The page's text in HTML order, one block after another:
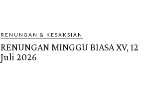
RENUNGAN & KESAKSIAN
RENUNGAN MINGGU BIASA XV, 12
Juli 2026